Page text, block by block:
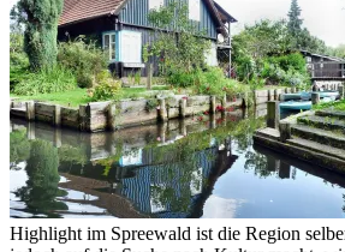
Highlight im Spreewald ist die Region